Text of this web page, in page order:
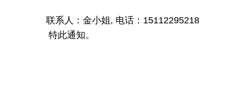
联系人：金小姐, 电话：15112295218
特此通知。